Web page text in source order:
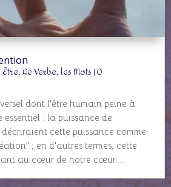
Être,Le Verbe, les Mots| 0
dont l'être humain peine à
essentiel : la puissance de
cette puissance comme
; en d'autres termes, cette
au cœur de notre cœur....